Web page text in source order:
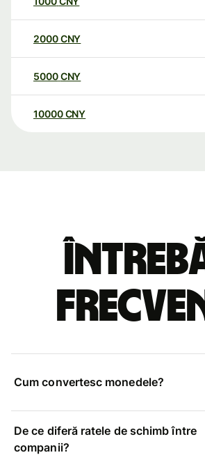
2000CNY
5000CNY
10000 CNY
Cum convertesc monedele?
De ce diferă ratele de schimb între
companii?